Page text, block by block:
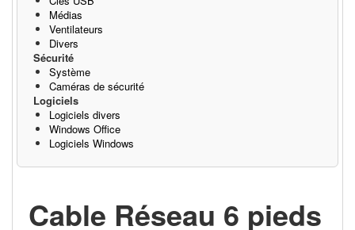
Médias
Ventilateurs
Divers
Sécurité
Système
Caméras de sécurité
Logiciels
Logiciels divers
Windows Office
Logiciels Windows
Cable Réseau 6 pieds